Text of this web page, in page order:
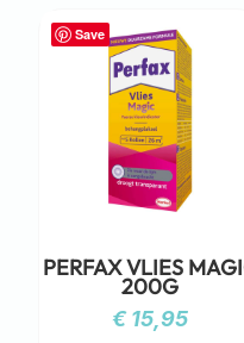
Save
PERFAX VLIES
200G
€15,95